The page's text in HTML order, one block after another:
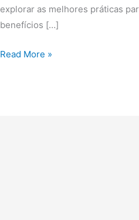
explorar as melhores práticas
benefícios […]
Read More »